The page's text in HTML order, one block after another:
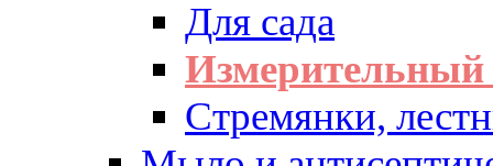
Для сада
Измерительный
Стремянки,